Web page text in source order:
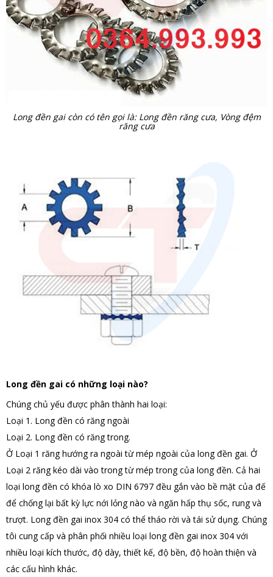
Long đền gai còn có tên gọi là: Long đền răng cưa, Vòng đệm
răng cưa
Long đền gai có những loại nào?
Chúng chủ yếu được phân thành hai loại:
Loại 1. Long đền có răng ngoài
Loại 2. Long đền có răng trong.
Ở Loại 1 răng hướng ra ngoài từ mép ngoài của long đền gai. Ở
Loại 2 răng kéo dài vào trong từ mép trong của long đền. Cả hai
loại long đền có khóa lò xo DIN 6797 đều gắn vào bề mặt của đế
để chống lại bất kỳ lực nới lỏng nào và ngăn hấp thụ sốc, rung và
trượt. Long đền gai inox 304 có thể tháo rời và tái sử dụng. Chúng
tôi cung cấp và phân phối nhiều loại long đền gai inox 304 với
nhiều loại kích thước, độ dày, thiết kế, độ bền, độ hoàn thiện và
các cấu hình khác.